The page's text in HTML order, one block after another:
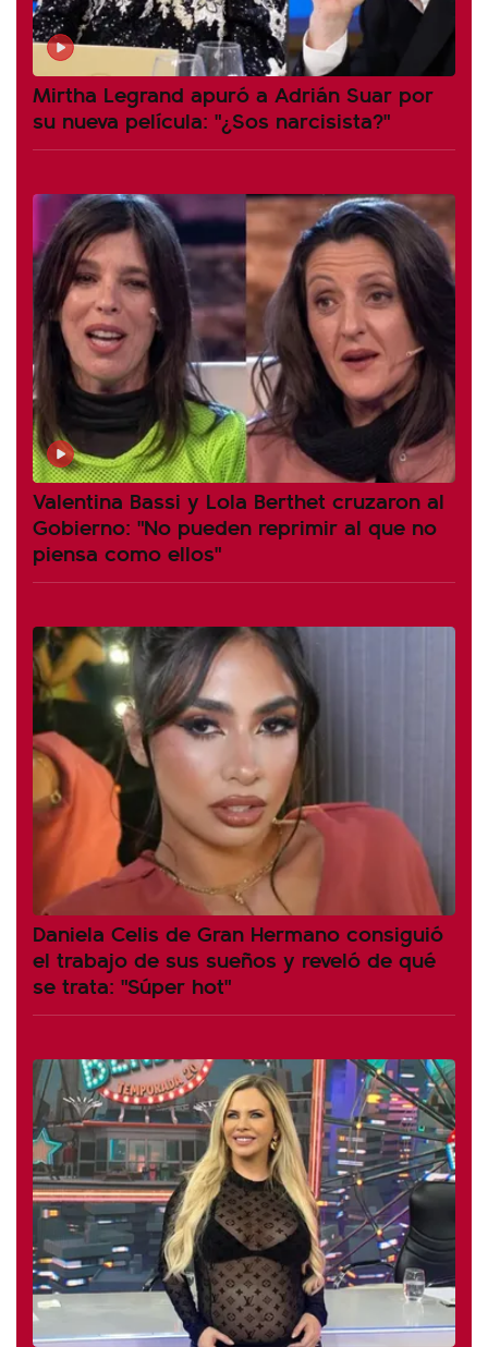
Mirtha Legrand apuró a Adrián Suar por
su nueva película: "¿Sos narcisista?"
Valentina Bassi y Lola Berthet cruzaron al
Gobierno: "No pueden reprimir al que no
piensa como ellos"
Daniela Celis de Gran Hermano consiguió
el trabajo de sus sueños y reveló de qué
se trata: "Súper hot"